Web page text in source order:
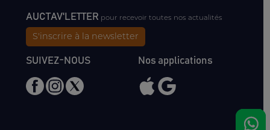
AUCTAV'LETTER pour recevoir toutes nos actualités
S'inscrire à la newsletter
SUIVEZ-NOUS Nos applications